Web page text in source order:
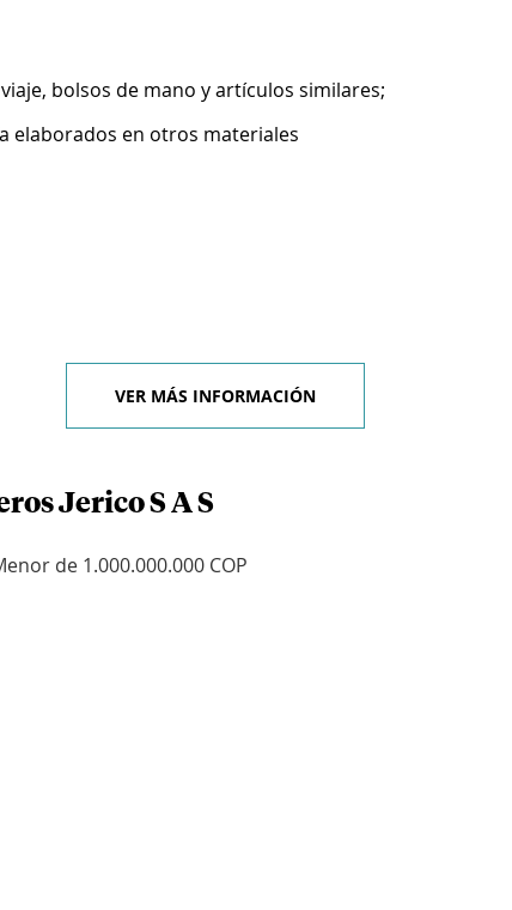
bolsos de mano y artículos similares;
elaborados en otros materiales
VER MÁS INFORMACIÓN
Jerico S A S
de 1.000.000.000 COP